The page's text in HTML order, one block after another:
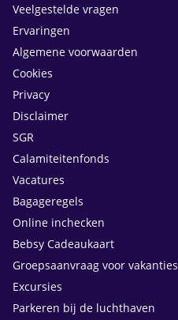
Veelgestelde vragen
Ervaringen
Algemene voorwaarden
Cookies
Privacy
Disclaimer
SGR
Calamiteitenfonds
Vacatures
Bagageregels
Online inchecken
Bebsy Cadeaukaart
Groepsaanvraag voor vakanties
Excursies
Parkeren bij de luchthaven